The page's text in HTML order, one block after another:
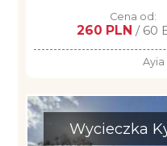
Cena od:
260 PLN / 60
Ayia
Wycieczka